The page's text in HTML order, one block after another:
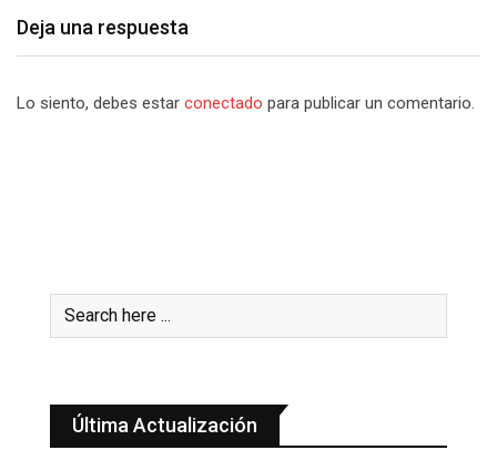
Deja una respuesta
Lo siento, debes estar conectado para publicar un comentario.
Última Actualización